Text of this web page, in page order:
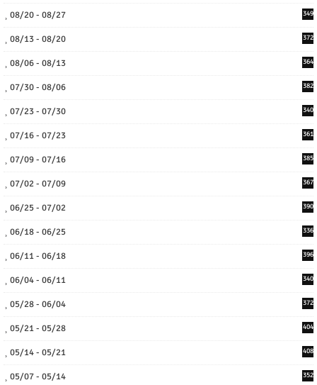
08/20 - 08/27 349
08/13 - 08/20 372
08/06 - 08/13 364
07/30 - 08/06 382
07/23 - 07/30 340
07/16 - 07/23 361
07/09 - 07/16 385
07/02 - 07/09 367
06/25 - 07/02 390
06/18 - 06/25 336
06/11 - 06/18 396
06/04 - 06/11 340
05/28 - 06/04 372
05/21 - 05/28 404
05/14 - 05/21 408
05/07 - 05/14 352